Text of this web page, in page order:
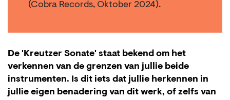
(Cobra Records, Oktober 2024).
De 'Kreutzer Sonate' staat bekend om het
verkennen van de grenzen van jullie beide
instrumenten. Is dit iets dat jullie herkennen in
jullie eigen benadering van dit werk, of zelfs van